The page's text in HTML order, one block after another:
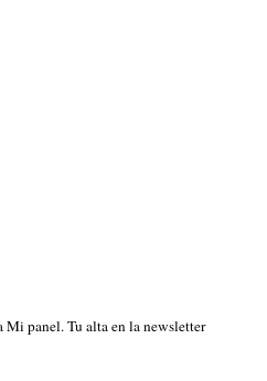
Mi panel. Tu alta en la newsletter